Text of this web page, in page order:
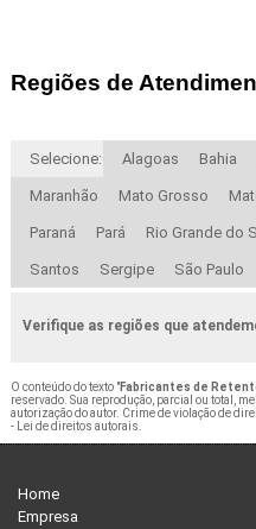
Regiões de
Selecione: Alagoas Bahia
Maranhão Mato Grosso
Paraná Pará Rio Grande do
Santos Sergipe São Paulo
Verifique as regiões que
O conteúdo do texto "Fabricantes de
reservado. Sua reprodução, parcial ou total,
autorização do autor. Crime de violação de
- Lei de direitos autorais.
Home
Empresa